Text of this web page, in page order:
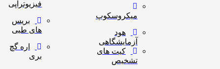
میکروسکوپ
هود
آزمایشگاهی
کیت های
تشخیص
فیزیوتراپی
بریس
های طبی
اره گچ
بری